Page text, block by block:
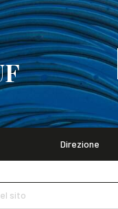
Direzione
sito